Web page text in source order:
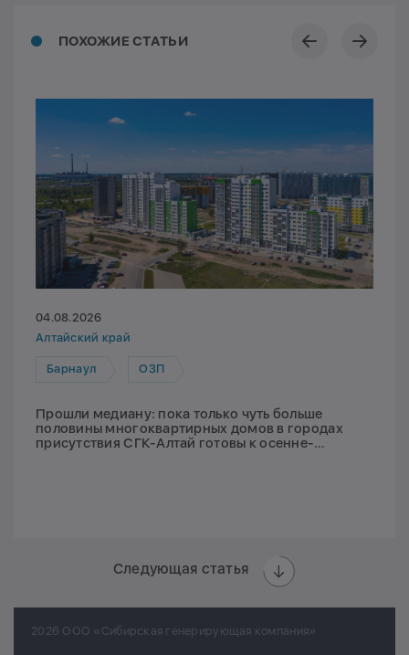
ПОХОЖИЕ СТАТЬИ
04.08.2026
Алтайский край
Барнаул ОЗП
Прошли медиану: пока только чуть больше
половины многоквартирных домов в городах
присутствия СГК-Алтай готовы к осенне-
Следующая статья
2026 ООО «Сибирская генерирующая компания»